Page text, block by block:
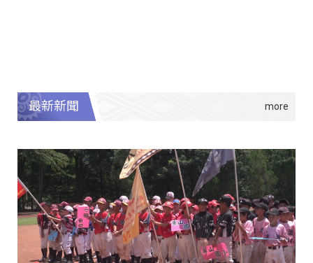
最新新聞